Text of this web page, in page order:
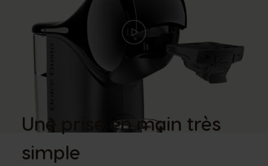
Une prise en main très
simple